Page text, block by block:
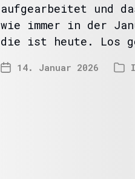
aufgearbeitet und
wie immer in der
die ist heute. Los
14. Januar 2026